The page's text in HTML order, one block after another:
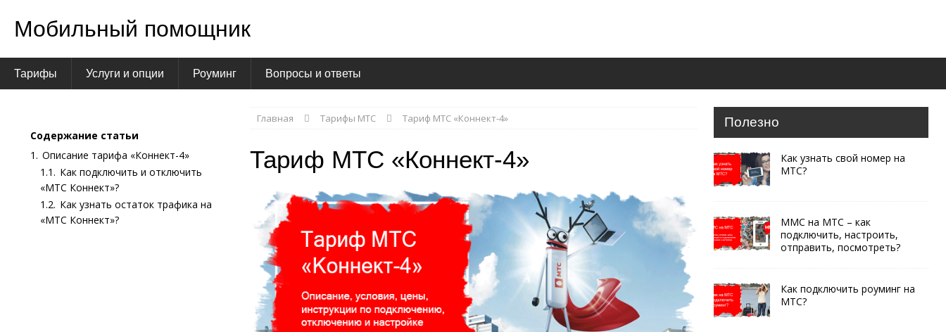
Мобильный помощник
Тарифы Услуги и опции Роуминг Вопросы и ответы
Главная Тарифы МТС Тариф МТС «Коннект-4»
Тариф МТС «Коннект-4»
Содержание статьи
1. Описание тарифа «Коннект-4»
1.1. Как подключить и отключить
«МТС Коннект»?
1.2. Как узнать остаток трафика на
«МТС Коннект»?
Полезно
Как узнать свой номер на
МТС?
ММС на МТС – как
подключить, настроить,
отправить, посмотреть?
Как подключить роуминг на
МТС?